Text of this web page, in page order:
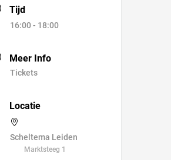
Tijd
16:00 - 18:00
Meer Info
Tickets
Locatie
Scheltema Leiden
Marktsteeg 1